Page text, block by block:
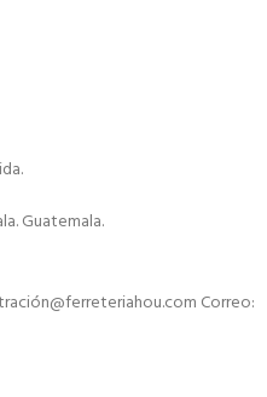
Guatemala.
Correo: